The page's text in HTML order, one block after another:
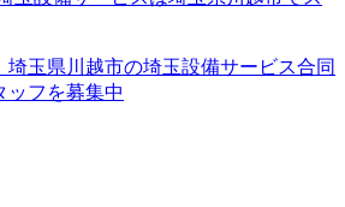
埼玉県川越市の埼玉設備サービス合同
ッフを募集中